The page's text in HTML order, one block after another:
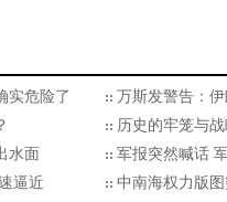
实危险了
万斯发警告：
历史的牢笼与
水面
军报突然喊话
逼近
中南海权力版